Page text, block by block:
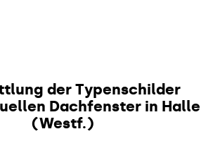
der Typenschilder
Dachfenster in Halle
(Westf.)